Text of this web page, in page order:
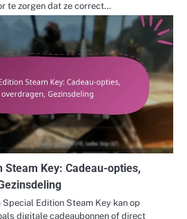
te zorgen dat ze correct…
Steam Key: Cadeau-opties,
Edition Steam Key kan op
digitale cadeaubonnen of direct